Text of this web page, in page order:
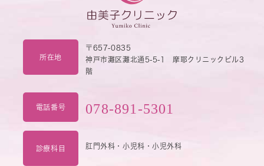
所在地
〒657-0835
神戸市灘区灘北通5-5-1 摩耶クリニックビル3
階
電話番号 078-891-5301
診療科目 肛門外科・小児科・小児外科